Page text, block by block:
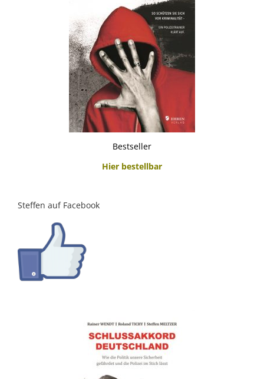
Bestseller
Hier bestellbar
Steffen auf Facebook